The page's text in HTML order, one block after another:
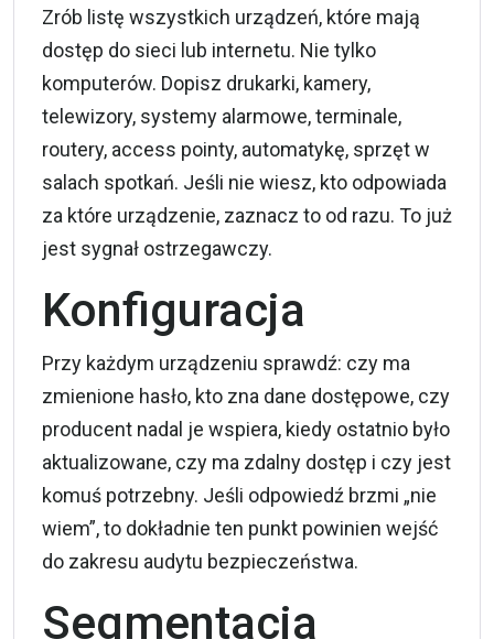
Zrób listę wszystkich urządzeń, które mają
dostęp do sieci lub internetu. Nie tylko
komputerów. Dopisz drukarki, kamery,
telewizory, systemy alarmowe, terminale,
routery, access pointy, automatykę, sprzęt w
salach spotkań. Jeśli nie wiesz, kto odpowiada
za które urządzenie, zaznacz to od razu. To już
jest sygnał ostrzegawczy.
Konfiguracja
Przy każdym urządzeniu sprawdź: czy ma
zmienione hasło, kto zna dane dostępowe, czy
producent nadal je wspiera, kiedy ostatnio było
aktualizowane, czy ma zdalny dostęp i czy jest
komuś potrzebny. Jeśli odpowiedź brzmi „nie
wiem”, to dokładnie ten punkt powinien wejść
do zakresu audytu bezpieczeństwa.
Segmentacja